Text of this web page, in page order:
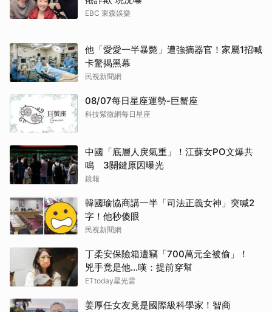
EBC 東森娛樂
他「愛愛一半暴斃」遭強摘器官！家屬1招喊
卡驚揭黑幕
民視新聞網
08/07每日星座運勢-巨蟹座
科技紫微網每日星座
中國「底層人戾氣重」！江蘇女PO文爆共
鳴 3關鍵原因曝光
鏡報
韓國瑜協商講一半「司法正義女神」突喊2
字！他秒傻眼
民視新聞網
丁柔安保險箱遭竊「700萬元全被偷」！
兇手竟是他...嘆：提前穿幫
ETtoday星光雲
姜厚任女友竟是國際級科學家！智商